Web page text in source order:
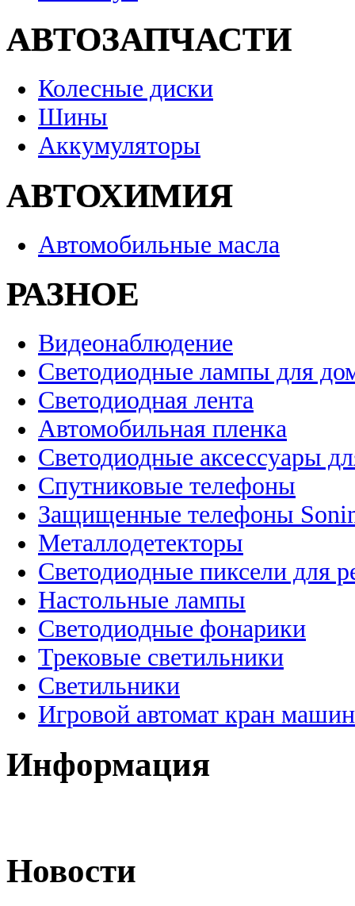
АВТОЗАПЧАСТИ
Колесные диски
Шины
Аккумуляторы
АВТОХИМИЯ
Автомобильные масла
РАЗНОЕ
Видеонаблюдение
Светодиодные лампы для
Светодиодная лента
Автомобильная пленка
Светодиодные аксессуары
Спутниковые телефоны
Защищенные телефоны
Металлодетекторы
Светодиодные пиксели для
Настольные лампы
Светодиодные фонарики
Трековые светильники
Светильники
Игровой автомат кран
Информация
Новости